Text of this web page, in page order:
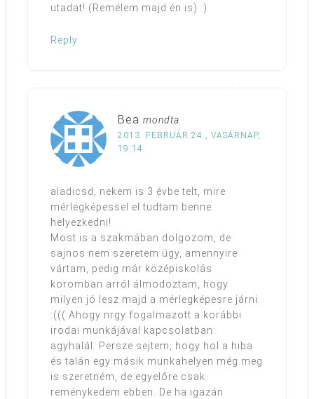
utadat! (Remélem majd én is) :)
Reply
Bea mondta
2013. FEBRUÁR 24., VASÁRNAP,
19:14
aladicsd, nekem is 3 évbe telt, mire
mérlegképessel el tudtam benne
helyezkedni!
Most is a szakmában dolgozom, de
sajnos nem szeretem úgy, amennyire
vártam, pedig már középiskolás
koromban arról álmodoztam, hogy
milyen jó lesz majd a mérlegképesre járni.
:((( Ahogy nrgy fogalmazott a korábbi
irodai munkájával kapcsolatban:
agyhalál. Persze sejtem, hogy hol a hiba
és talán egy másik munkahelyen még meg
is szeretném, de egyelőre csak
reménykedem ebben. De ha igazán